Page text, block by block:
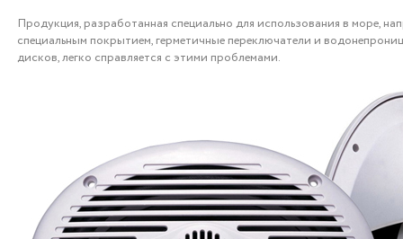
Продукция, разработанная специально для использования в море,
специальным покрытием, герметичные переключатели и
дисков, легко справляется с этими проблемами.